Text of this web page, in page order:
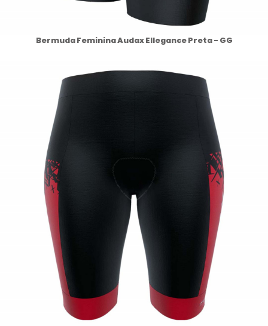
Bermuda Feminina Audax Ellegance Preta - GG